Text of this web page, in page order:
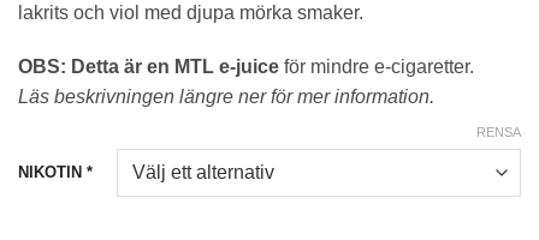
lakrits och viol med djupa mörka smaker.
OBS: Detta är en MTL e-juice för mindre e-cigaretter.
Läs beskrivningen längre ner för mer information.
NIKOTIN *
RENSA